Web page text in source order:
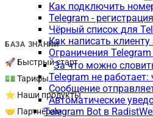
Как подключить
Telegram -
Чёрный список для
Как написать
Ограничения
За что можно
Telegram не работает:
Сообщение
Автоматические
Telegram Bot в
БАЗА ЗНАНИЙ
🚀 Быстрый старт
💵 Тарифы
⭐ Наши продукты
🤝 Партнёрам